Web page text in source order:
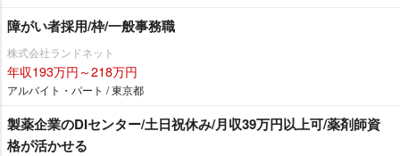
障がい者採用/枠/一般事務職
株式会社ランドネット
年収193万円～218万円
アルバイト・パート / 東京都
製薬企業のDIセンター/土日祝休み/月収39万円以上可/薬剤師資
格が活かせる